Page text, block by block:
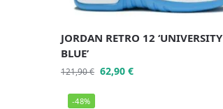
JORDAN RETRO 12 ‘UNIVERSITY
BLUE’
121,90€ 62,90 €
-48%